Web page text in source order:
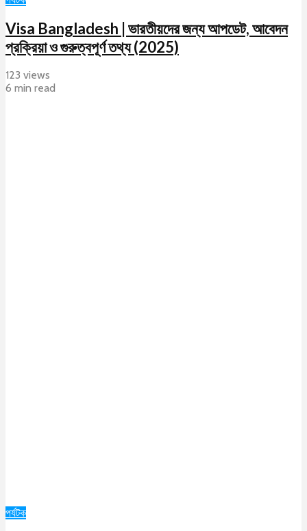
Visa Bangladesh | ভারতীয়দের জন্য আপডেট, আবেদন
প্রক্রিয়া ও গুরুত্বপূর্ণ তথ্য (2025)
123 views
6 min read
পর্যটক